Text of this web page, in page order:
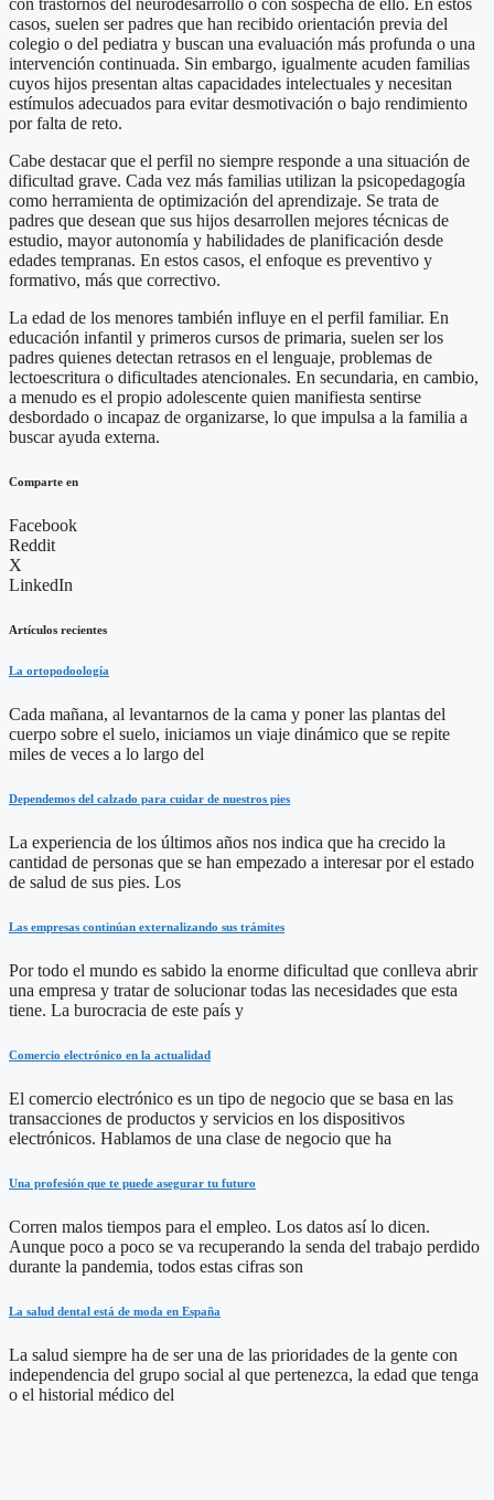
con trastornos del neurodesarrollo o con sospecha de ello. En estos
casos, suelen ser padres que han recibido orientación previa del
colegio o del pediatra y buscan una evaluación más profunda o una
intervención continuada. Sin embargo, igualmente acuden familias
cuyos hijos presentan altas capacidades intelectuales y necesitan
estímulos adecuados para evitar desmotivación o bajo rendimiento
por falta de reto.
Cabe destacar que el perfil no siempre responde a una situación de
dificultad grave. Cada vez más familias utilizan la psicopedagogía
como herramienta de optimización del aprendizaje. Se trata de
padres que desean que sus hijos desarrollen mejores técnicas de
estudio, mayor autonomía y habilidades de planificación desde
edades tempranas. En estos casos, el enfoque es preventivo y
formativo, más que correctivo.
La edad de los menores también influye en el perfil familiar. En
educación infantil y primeros cursos de primaria, suelen ser los
padres quienes detectan retrasos en el lenguaje, problemas de
lectoescritura o dificultades atencionales. En secundaria, en cambio,
a menudo es el propio adolescente quien manifiesta sentirse
desbordado o incapaz de organizarse, lo que impulsa a la familia a
buscar ayuda externa.
Comparte en
Facebook
Reddit
X
LinkedIn
Artículos recientes
La ortopodoología
Cada mañana, al levantarnos de la cama y poner las plantas del
cuerpo sobre el suelo, iniciamos un viaje dinámico que se repite
miles de veces a lo largo del
Dependemos del calzado para cuidar de nuestros pies
La experiencia de los últimos años nos indica que ha crecido la
cantidad de personas que se han empezado a interesar por el estado
de salud de sus pies. Los
Las empresas continúan externalizando sus trámites
Por todo el mundo es sabido la enorme dificultad que conlleva abrir
una empresa y tratar de solucionar todas las necesidades que esta
tiene. La burocracia de este país y
Comercio electrónico en la actualidad
El comercio electrónico es un tipo de negocio que se basa en las
transacciones de productos y servicios en los dispositivos
electrónicos. Hablamos de una clase de negocio que ha
Una profesión que te puede asegurar tu futuro
Corren malos tiempos para el empleo. Los datos así lo dicen.
Aunque poco a poco se va recuperando la senda del trabajo perdido
durante la pandemia, todos estas cifras son
La salud dental está de moda en España
La salud siempre ha de ser una de las prioridades de la gente con
independencia del grupo social al que pertenezca, la edad que tenga
o el historial médico del